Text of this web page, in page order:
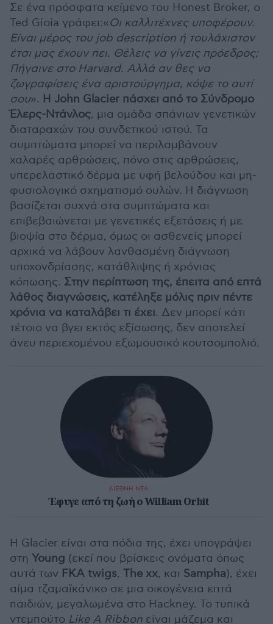
Σε ένα πρόσφατα κείμενο του Honest Broker, ο
Ted Gioia γράφει:«Οι καλλιτέχνες υποφέρουν.
Είναι μέρος του job description ή τουλάχιστον
έτσι μας έχουν πει. Θέλεις να γίνεις πρόεδρος;
Πήγαινε στο Harvard. Αλλά αν θες να
ζωγραφίσεις ένα αριστούργημα, κόψε το αυτί
σου». Η John Glacier πάσχει από το Σύνδρομο
Έλερς-Ντάνλος, μια ομάδα σπάνιων γενετικών
διαταραχών του συνδετικού ιστού. Τα
συμπτώματα μπορεί να περιλαμβάνουν
χαλαρές αρθρώσεις, πόνο στις αρθρώσεις,
υπερελαστικό δέρμα με υφή βελούδου και μη-
φυσιολογικό σχηματισμό ουλών. Η διάγνωση
βασίζεται συχνά στα συμπτώματα και
επιβεβαιώνεται με γενετικές εξετάσεις ή με
βιοψία στο δέρμα, όμως οι ασθενείς μπορεί
αρχικά να λάβουν λανθασμένη διάγνωση
υποχονδρίασης, κατάθλιψης ή χρόνιας
κόπωσης. Στην περίπτωση της, έπειτα από επτά
λάθος διαγνώσεις, κατέληξε μόλις πριν πέντε
χρόνια να καταλάβει τι έχει. Δεν μπορεί κάτι
τέτοιο να βγει εκτός εξίσωσης, δεν αποτελεί
άνευ περιεχομένου εξωμουσικό κουτσομπολιό.
ΔΙΕΘΝΗ ΝΕΑ
Έφυγε από τη ζωή ο William Orbit
Η Glacier είναι στα πόδια της, έχει υπογράψει
στη Young (εκεί που βρίσκεις ονόματα όπως
αυτά των FKA twigs, The xx, και Sampha), έχει
αίμα τζαμαϊκάνικο σε μια οικογένεια επτά
παιδιών, μεγαλωμένα στο Hackney. Το τυπικά
ντεμπούτο Like A Ribbon είναι μάζεμα και